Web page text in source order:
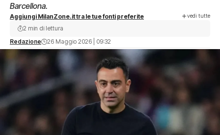
Barcellona.
Aggiungi MilanZone.it tra le tue fonti preferite vedi tutte
Redazione 26 Maggio 2026 | 09:32
2 min di lettura